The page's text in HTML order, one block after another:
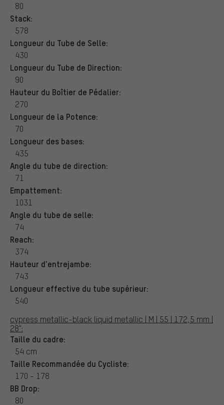
80
Stack:
578
Longueur du Tube de Selle:
430
Longueur du Tube de Direction:
90
Hauteur du Boîtier de Pédalier:
270
Longueur de la Potence:
70
Longueur des bases:
435
Angle du tube de direction:
71
Empattement:
1031
Angle du tube de selle:
74
Reach:
374
Hauteur d'entrejambe:
743
Longueur effective du tube supérieur:
540
cypress metallic-black liquid metallic | M | 55 | 172,5 mm |
28":
Taille du cadre:
54 cm
Taille Recommandée du Cycliste:
170 - 178
BB Drop:
80